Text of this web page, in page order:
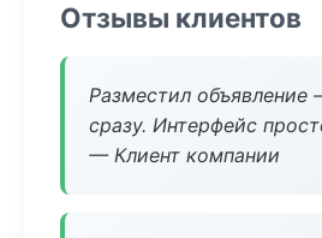
Отзывы клиентов
Разместил объявление
сразу. Интерфейс
— Клиент компании